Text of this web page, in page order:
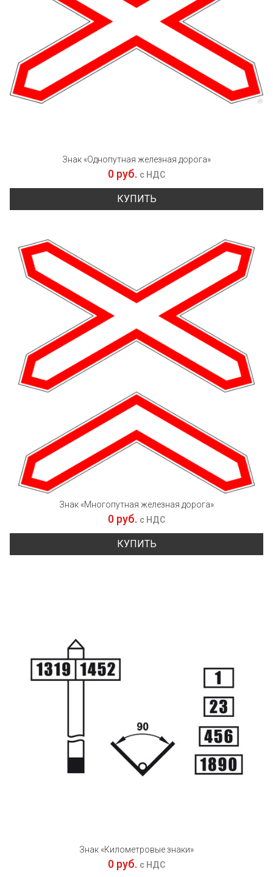
Знак «Однопутная железная дорога»
0 руб. с НДС
КУПИТЬ
Знак «Многопутная железная дорога»
0 руб. с НДС
КУПИТЬ
Знак «Километровые знаки»
0 руб. с НДС